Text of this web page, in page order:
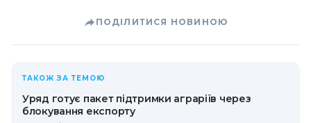
ПОДІЛИТИСЯ НОВИНОЮ
ТАКОЖ ЗА ТЕМОЮ
Уряд готує пакет підтримки аграріїв через
блокування експорту